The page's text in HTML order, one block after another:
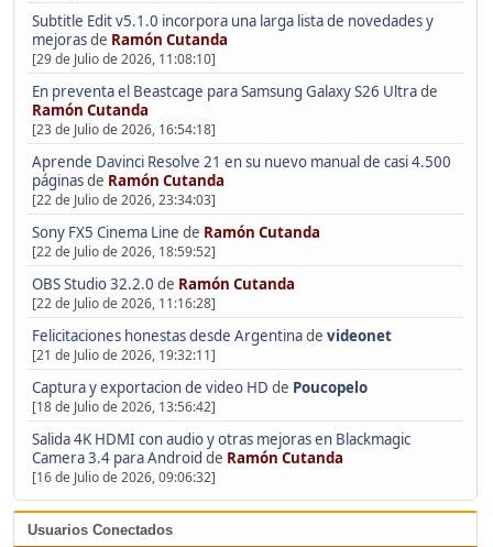
Subtitle Edit v5.1.0 incorpora una larga lista de novedades y
mejorasde Ramón Cutanda
[29 de Julio de 2026, 11:08:10]
En preventa el Beastcage para Samsung Galaxy S26 Ultrade
Ramón Cutanda
[23 de Julio de 2026, 16:54:18]
Aprende Davinci Resolve 21 en su nuevo manual de casi 4.500
páginasde Ramón Cutanda
[22 de Julio de 2026, 23:34:03]
Sony FX5 Cinema Line de Ramón Cutanda
[22 de Julio de 2026, 18:59:52]
OBS Studio 32.2.0 de Ramón Cutanda
[22 de Julio de 2026, 11:16:28]
Felicitaciones honestas desde Argentinade videonet
[21 de Julio de 2026, 19:32:11]
Captura y exportacion de video HD de Poucopelo
[18 de Julio de 2026, 13:56:42]
Salida 4K HDMI con audio y otras mejoras en Blackmagic
Camera 3.4 para Android de Ramón Cutanda
[16 de Julio de 2026, 09:06:32]
Usuarios Conectados